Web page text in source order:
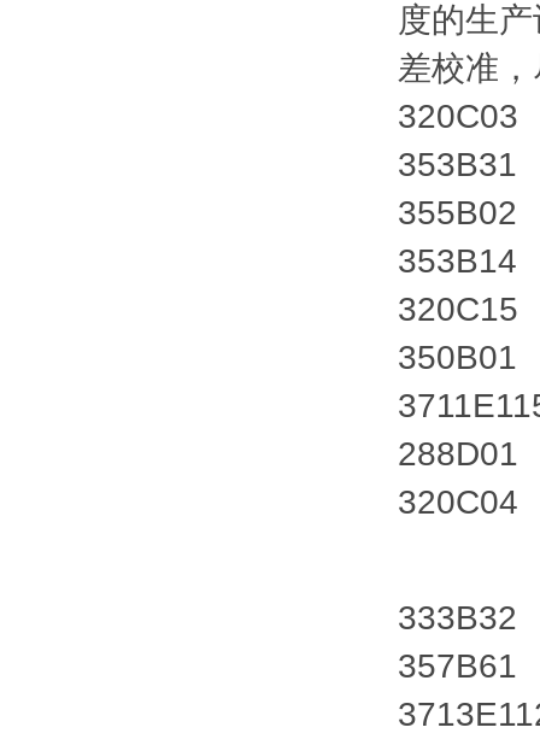
度的生
差校准
320C03
353B31
355B02
353B14
320C15
350B01
288D01
320C04
333B32
357B61